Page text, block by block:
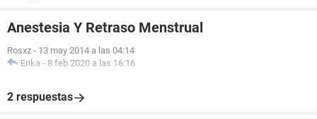
Anestesia Y Retraso Menstrual
Rosxz - 13 may 2014 a las 04:14
Erika - 8 feb 2020 a las 16:16
2 respuestas